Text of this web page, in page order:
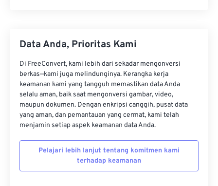
Data Anda, Prioritas Kami
Di FreeConvert, kami lebih dari sekadar mengonversi
berkas—kami juga melindunginya. Kerangka kerja
keamanan kami yang tangguh memastikan data Anda
selalu aman, baik saat mengonversi gambar, video,
maupun dokumen. Dengan enkripsi canggih, pusat data
yang aman, dan pemantauan yang cermat, kami telah
menjamin setiap aspek keamanan data Anda.
Pelajari lebih lanjut tentang komitmen kami
terhadap keamanan